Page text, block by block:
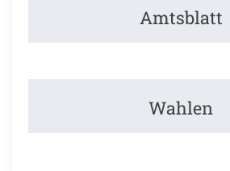
Amtsblatt
Wahlen